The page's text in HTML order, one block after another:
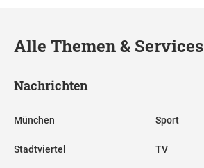
Alle Themen & Services
Nachrichten
München
Stadtviertel
Sport
TV